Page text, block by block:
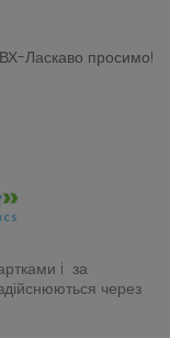
Ласкаво просимо!
i за
через